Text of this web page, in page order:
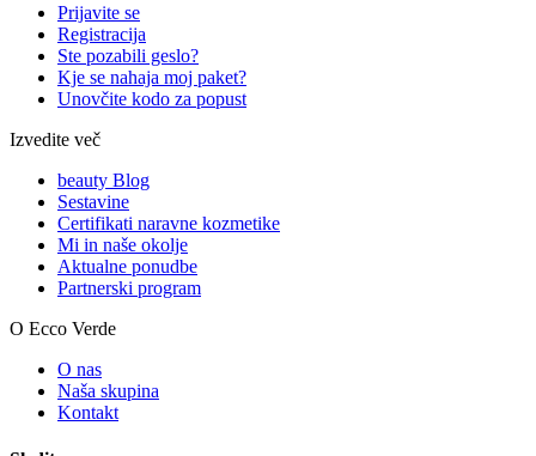
Prijavite se
Registracija
Ste pozabili geslo?
Kje se nahaja moj paket?
Unovčite kodo za popust
Izvedite več
beauty Blog
Sestavine
Certifikati naravne kozmetike
Mi in naše okolje
Aktualne ponudbe
Partnerski program
O Ecco Verde
O nas
Naša skupina
Kontakt